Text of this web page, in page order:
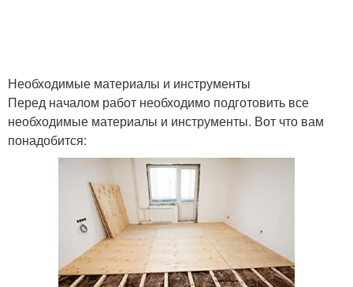
Необходимые материалы и инструменты
Перед началом работ необходимо подготовить все
необходимые материалы и инструменты. Вот что вам
понадобится: